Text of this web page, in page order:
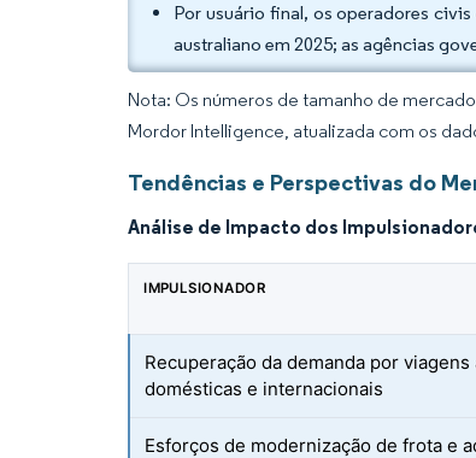
Por usuário final, os operadores
australiano em 2025; as agências
Nota: Os números de tamanho de
Mordor Intelligence, atualizada com os
Tendências e Perspectivas do
Análise de Impacto dos
IMPULSIONADOR
Recuperação da demanda por viagens
domésticas e internacionais
Esforços de modernização de frota e